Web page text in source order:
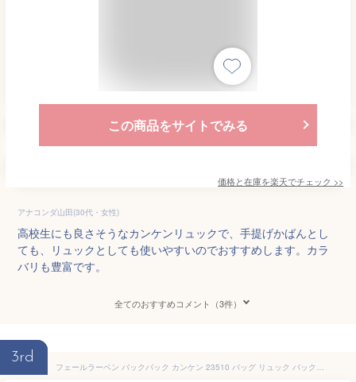
この商品をサイトでみる
価格と在庫を楽天でチェック >>
アナコンダ山田(30代・女性)
高校生にも良さそうなカンケンリュックで、手提げかばんとし
ても、リュックとしても使いやすいのでおすすめします。カラ
バリも豊富です。
全てのおすすめコメント（3件）
3rd
フェールラーベン バックパック カンケン 23510 バッグ リュック バック リュックサック 通勤 通学 オシャレ 注目商品